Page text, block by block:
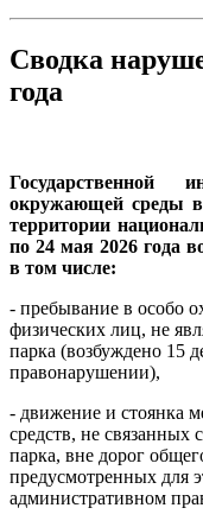
Сводка
года
окружающей среды в
территории
по 24 мая 2026 года
в том числе:
- пребывание в особо
физических лиц, не
парка (возбуждено 15
правонарушении),
- движение и стоянка
средств, не
парка, вне дорог
предусмотренных для
административном